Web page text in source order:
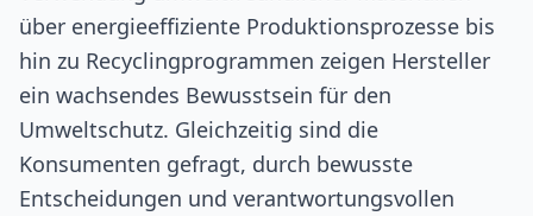
über energieeffiziente Produktionsprozesse bis
hin zu Recyclingprogrammen zeigen Hersteller
ein wachsendes Bewusstsein für den
Umweltschutz. Gleichzeitig sind die
Konsumenten gefragt, durch bewusste
Entscheidungen und verantwortungsvollen